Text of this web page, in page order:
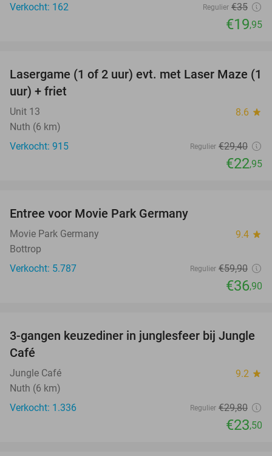
Verkocht: 162
Regulier €35
€19,95
22%
Lasergame (1 of 2 uur) evt. met Laser Maze (1
uur) + friet
Unit 13 8.6 star
Nuth (6 km)
Verkocht: 915
Regulier €29,40
€22,95
Entree voor Movie Park Germany
Movie Park Germany 9.4 star
Bottrop
Verkocht: 5.787
Regulier €59,90
€36,90
21%
3-gangen keuzediner in junglesfeer bij Jungle
Café
Jungle Café 9.2 star
Nuth (6 km)
Verkocht: 1.336
Regulier €29,80
€23,50